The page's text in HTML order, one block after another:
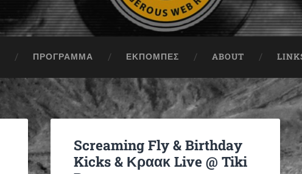
ΠΡΟΓΡΑΜΜΑ ΕΚΠΟΜΠΈΣ ABOUT
Screaming Fly & Birthday
Kicks & Κραακ Live @ Tiki